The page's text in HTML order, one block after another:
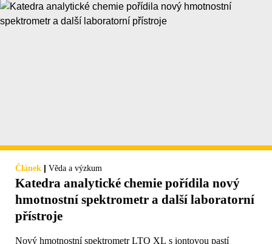
Článek | Věda a výzkum
Katedra analytické chemie pořídila nový
hmotnostní spektrometr a další laboratorní
přístroje
Nový hmotnostní spektrometr LTQ XL s iontovou pastí